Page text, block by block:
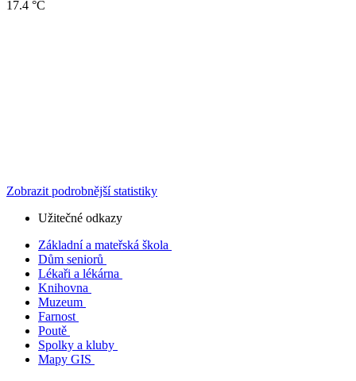
17.4 °C
Zobrazit podrobnější statistiky
Užitečné odkazy
Základní a mateřská škola
Dům seniorů
Lékaři a lékárna
Knihovna
Muzeum
Farnost
Poutě
Spolky a kluby
Mapy GIS